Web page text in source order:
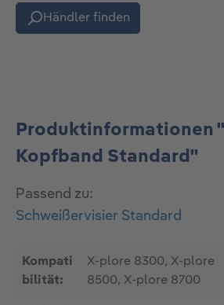
Händler finden
Produktinformationen
Kopfband Standard"
Passend zu:
Schweißervisier Standard
Kompati
bilität:
X-plore 8300, X-plore
8500, X-plore 8700